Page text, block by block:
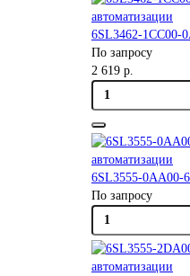
6SL3462-1CC00-
По запросу
2 619 р.
6SL3555-0AA00-
По запросу